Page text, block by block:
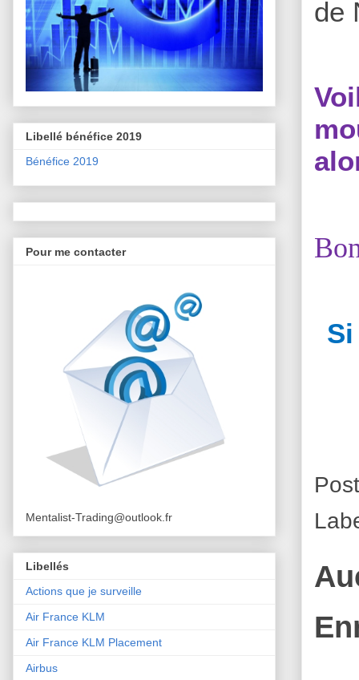
de
Libellé bénéfice 2019
Bénéfice 2019
Pour me contacter
Mentalist-Trading@outlook.fr
Libellés
Actions que je surveille
Air France KLM
Air France KLM Placement
Airbus